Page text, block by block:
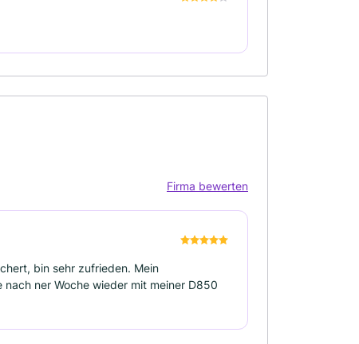
Firma bewerten
bin sehr zufrieden. Mein
ner Woche wieder mit meiner D850